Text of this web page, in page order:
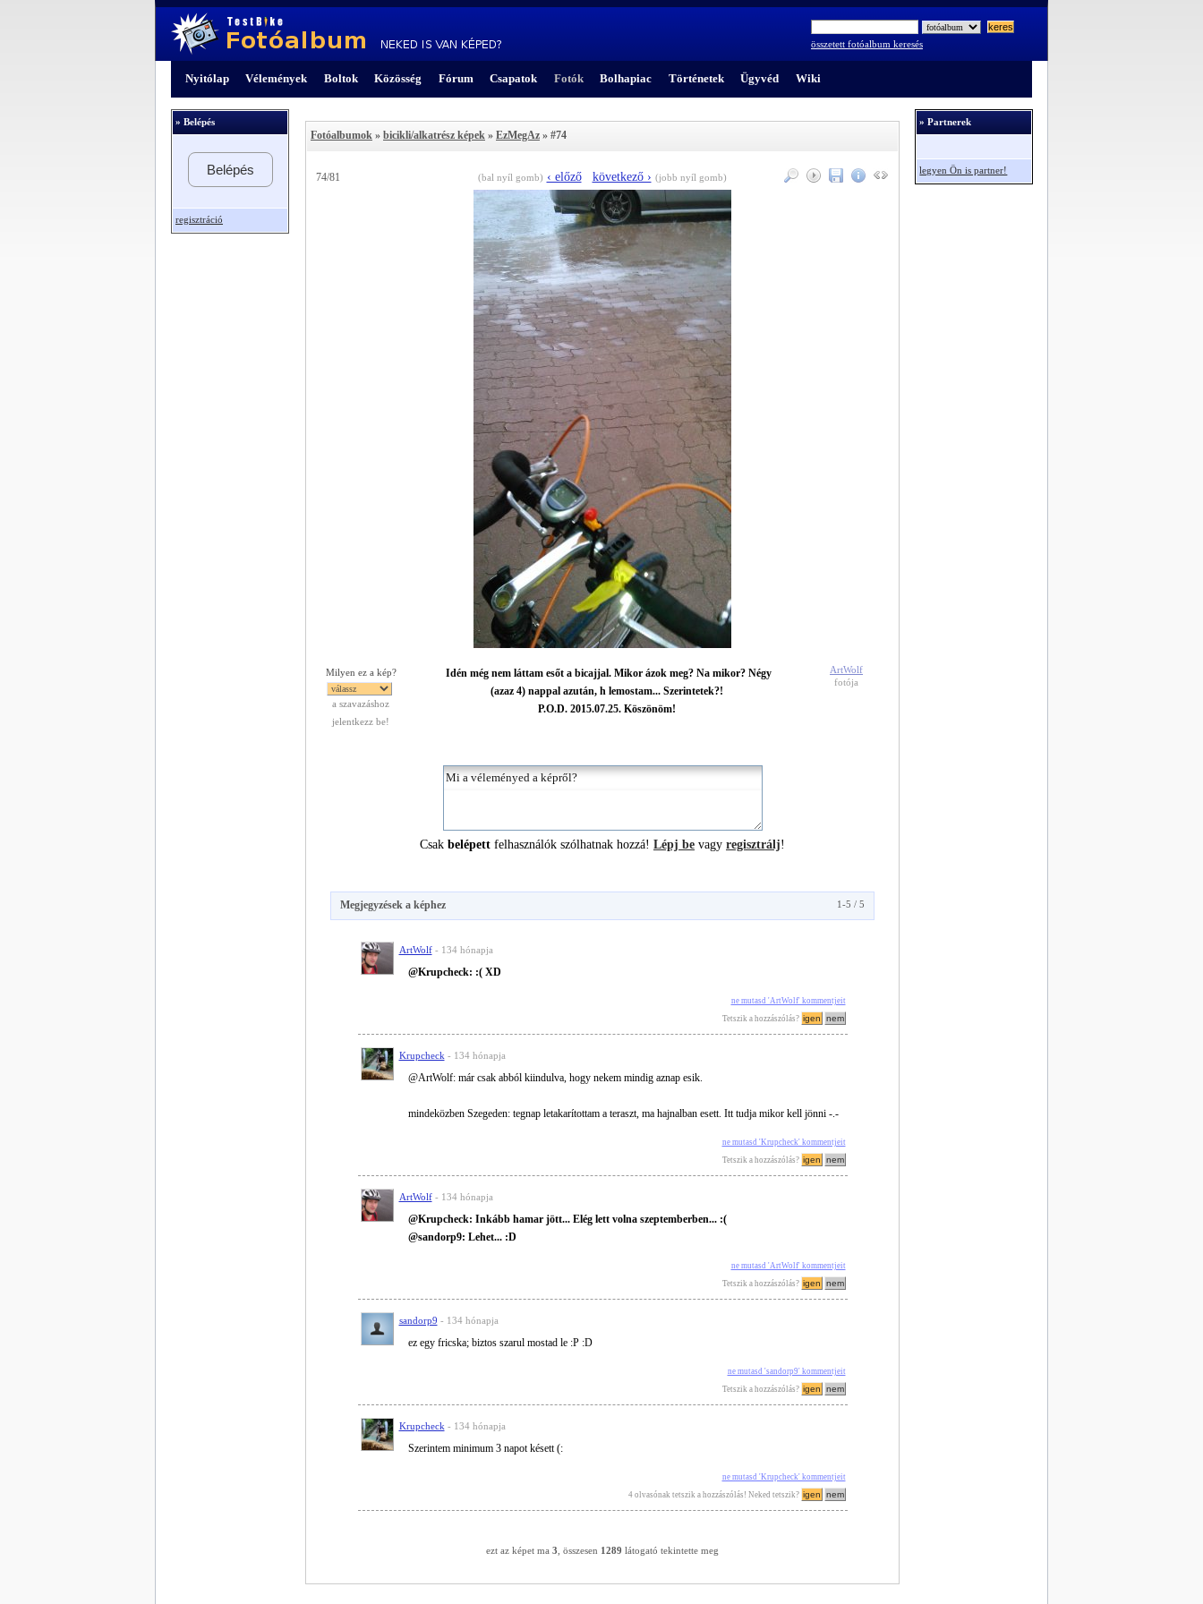
összetett fotóalbum keresés
Nyitólap Vélemények Boltok Közösség Fórum Csapatok Fotók Bolhapiac Történetek Ügyvéd Wiki
» Belépés
Belépés
regisztráció
Fotóalbumok » bicikli/alkatrész képek » EzMegAz » #74
74/81 (bal nyíl gomb) ‹ előző következő › (jobb nyíl gomb)
Milyen ez a kép?
a szavazáshoz
jelentkezz be!
Idén még nem láttam esőt a bicajjal. Mikor ázok meg? Na mikor? Négy
(azaz 4) nappal azután, h lemostam... Szerintetek?!
P.O.D. 2015.07.25. Köszönöm!
ArtWolf
fotója
Csak belépett felhasználók szólhatnak hozzá! Lépj be vagy regisztrálj!
Megjegyzések a képhez 1-5 / 5
ArtWolf - 134 hónapja
@Krupcheck: :( XD
ne mutasd 'ArtWolf' kommentjeit
Tetszik a hozzászólás?
Krupcheck - 134 hónapja
@ArtWolf: már csak abból kiindulva, hogy nekem mindig aznap esik.
mindeközben Szegeden: tegnap letakarítottam a teraszt, ma hajnalban esett. Itt tudja mikor kell jönni -.-
ne mutasd 'Krupcheck' kommentjeit
Tetszik a hozzászólás?
ArtWolf - 134 hónapja
@Krupcheck: Inkább hamar jött... Elég lett volna szeptemberben... :(
@sandorp9: Lehet... :D
ne mutasd 'ArtWolf' kommentjeit
Tetszik a hozzászólás?
sandorp9 - 134 hónapja
ez egy fricska; biztos szarul mostad le :P :D
ne mutasd 'sandorp9' kommentjeit
Tetszik a hozzászólás?
Krupcheck - 134 hónapja
Szerintem minimum 3 napot késett (:
ne mutasd 'Krupcheck' kommentjeit
4 olvasónak tetszik a hozzászólás! Neked tetszik?
ezt az képet ma 3 , összesen 1289 látogató tekintette meg
» Partnerek
legyen Ön is partner!